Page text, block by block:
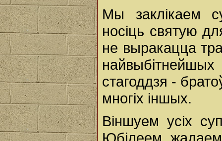
Мы заклікаем
носіць святую
не выракацца
стагоддзя -
многіх іншых.
Віншуем усіх